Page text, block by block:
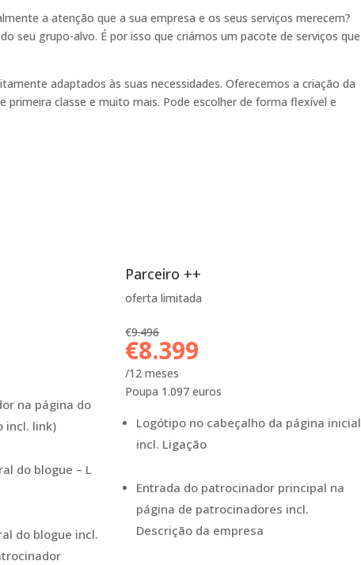
a atenção que a sua empresa e os seus serviços merecem?
seu grupo-alvo. É por isso que criámos um pacote de serviços que
adaptados às suas necessidades. Oferecemos a criação da
classe e muito mais. Pode escolher de forma flexível e
na página do
incl. link)
do blogue – L
do blogue incl.
Parceiro ++
oferta limitada
€9.496
€8.399
/12 meses
Poupa 1.097 euros
Logótipo no cabeçalho da página inicial
incl. Ligação
Entrada do patrocinador principal na
página de patrocinadores incl.
Descrição da empresa